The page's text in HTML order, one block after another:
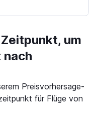
um
nach
Preisvorhersage-
für Flüge von